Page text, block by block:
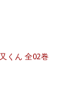
くん 全02巻